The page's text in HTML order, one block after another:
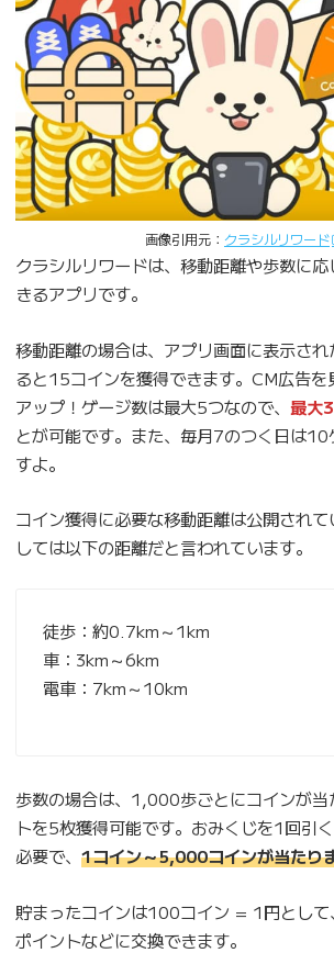
画像引用元： クラシルリワード
クラシルリワードは、移動距離や歩数に
きるアプリです。
移動距離の場合は、アプリ画面に表示さ
ると15コインを獲得できます。CM広告
アップ！ゲージ数は最大5つなので、 最大
とが可能です。また、毎月7のつく日は
すよ。
コイン獲得に必要な移動距離は公開され
しては以下の距離だと言われています。
徒歩：約0.7km～1km
車：3km～6km
電車：7km～10km
歩数の場合は、1,000歩ごとにコインが当
トを5枚獲得可能です。おみくじを1回引
必要で、 1コイン～5,000コインが当たり
貯まったコインは100コイン = 1円として
ポイントなどに交換できます。